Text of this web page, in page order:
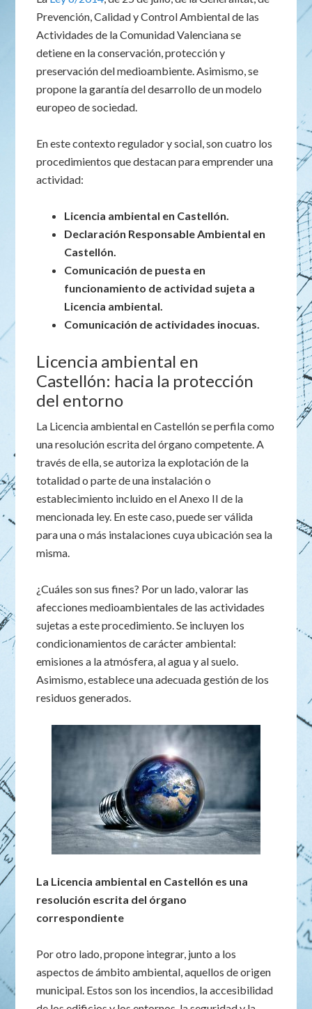
Prevención, Calidad y Control Ambiental de las
Actividades de la Comunidad Valenciana se
detiene en la conservación, protección y
preservación del medioambiente. Asimismo, se
propone la garantía del desarrollo de un modelo
europeo de sociedad.
En este contexto regulador y social, son cuatro los
procedimientos que destacan para emprender una
actividad:
Licencia ambiental en Castellón.
Declaración Responsable Ambiental en
Castellón.
Comunicación de puesta en
funcionamiento de actividad sujeta a
Licencia ambiental.
Comunicación de actividades inocuas.
Licencia ambiental en
Castellón: hacia la protección
del entorno
La Licencia ambiental en Castellón se perfila como
una resolución escrita del órgano competente. A
través de ella, se autoriza la explotación de la
totalidad o parte de una instalación o
establecimiento incluido en el Anexo II de la
mencionada ley. En este caso, puede ser válida
para una o más instalaciones cuya ubicación sea la
misma.
¿Cuáles son sus fines? Por un lado, valorar las
afecciones medioambientales de las actividades
sujetas a este procedimiento. Se incluyen los
condicionamientos de carácter ambiental:
emisiones a la atmósfera, al agua y al suelo.
Asimismo, establece una adecuada gestión de los
residuos generados.
La Licencia ambiental en Castellón es una
resolución escrita del órgano
correspondiente
Por otro lado, propone integrar, junto a los
aspectos de ámbito ambiental, aquellos de origen
municipal. Estos son los incendios, la accesibilidad